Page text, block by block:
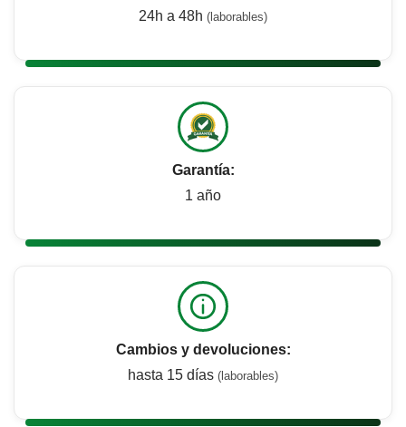
24h a 48h (laborables)
Garantía:
1 año
Cambios y devoluciones:
hasta 15 días (laborables)